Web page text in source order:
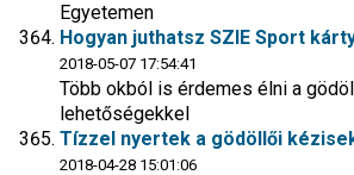
Egyetemen
Hogyan juthatsz SZIE Sport
2018-05-07 17:54:41
Több okból is érdemes élni a
lehetőségekkel
Tízzel nyertek a gödöllői
2018-04-28 15:01:06